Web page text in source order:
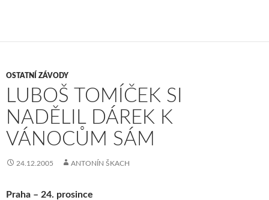
OSTATNÍ ZÁVODY
LUBOŠ TOMÍČEK SI
NADĚLIL DÁREK K
VÁNOCŮM SÁM
24.12.2005 ANTONÍN ŠKACH
Praha – 24. prosince